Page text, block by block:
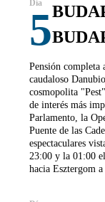
5
Pensión completa
caudaloso
cosmopolita
de interés más
Parlamento, la
Puente de las
espectaculares
23:00 y la 01:00
hacia Esztergom